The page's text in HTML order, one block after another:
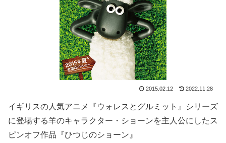
2015.02.12 2022.11.28
イギリスの人気アニメ『ウォレスとグルミット』シリーズ
に登場する羊のキャラクター・ショーンを主人公にしたス
ピンオフ作品『ひつじのショーン』